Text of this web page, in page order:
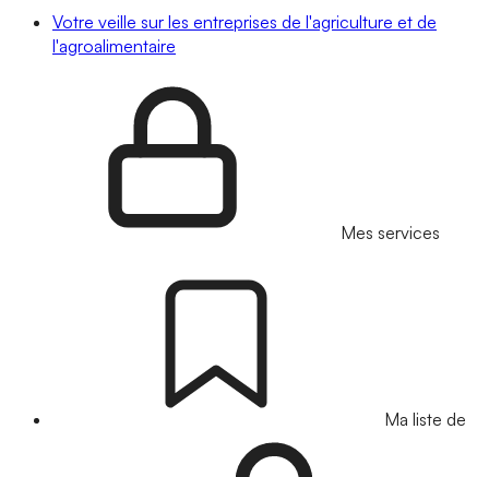
Votre veille sur les entreprises de l'agriculture et de
l'agroalimentaire
Mes services
Ma liste de